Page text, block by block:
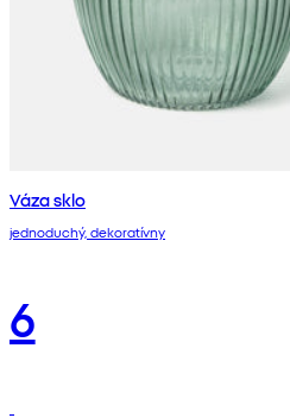
Váza sklo
jednoduchý, dekoratívny
6